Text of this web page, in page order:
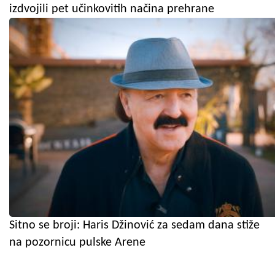
izdvojili pet učinkovitih načina prehrane
Sitno se broji: Haris Džinović za sedam dana stiže
na pozornicu pulske Arene